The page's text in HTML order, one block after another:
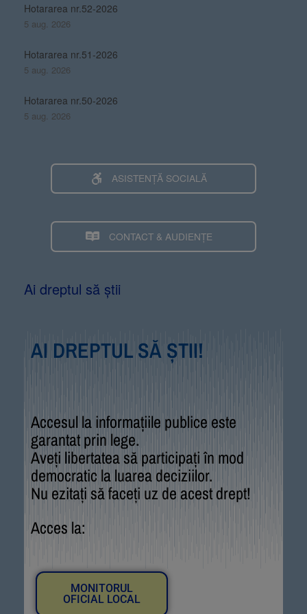
Hotararea nr.52-2026
5 aug. 2026
Hotararea nr.51-2026
5 aug. 2026
Hotararea nr.50-2026
5 aug. 2026
ASISTENȚĂ SOCIALĂ
CONTACT & AUDIENȚE
Ai dreptul să știi
AI DREPTUL SĂ ȘTII!
Accesul la informațiile publice este
garantat prin lege.
Aveți libertatea să participați în mod
democratic la luarea deciziilor.
Nu ezitați să faceți uz de acest drept!
Acces la:
MONITORUL
OFICIAL LOCAL